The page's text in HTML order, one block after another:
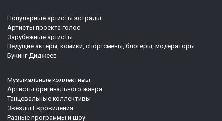
Популярные артисты эстрады
Артисты проекта голос
Зарубежные артисты
Ведущие актеры, комики, спортсмены, блогеры, модераторы
Букинг Диджеев
Музыкальные коллективы
Артисты оригинального жанра
Танцевальные коллективы
Звезды Евровидения
Разные программы и шоу